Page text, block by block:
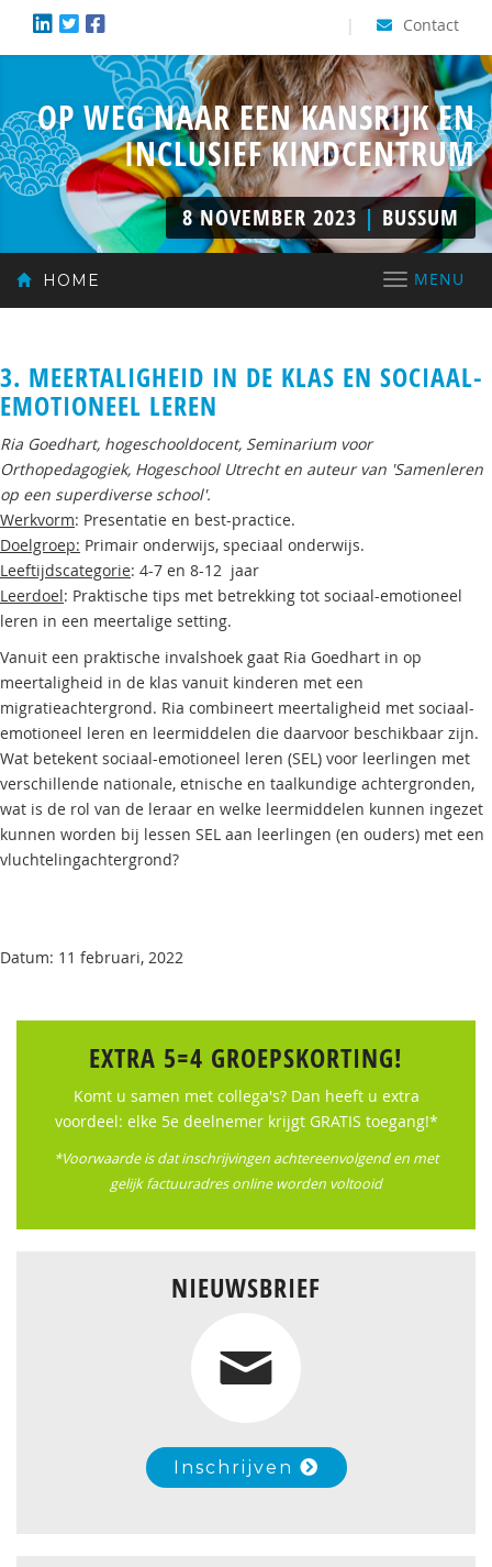
Contact
|
OP WEG NAAR EEN KANSRIJK EN
INCLUSIEF KINDCENTRUM
8 NOVEMBER 2023| BUSSUM
MENU
Toggle
HOME
3. MEERTALIGHEID IN DE KLAS EN SOCIAAL-
EMOTIONEEL LEREN
Ria Goedhart, hogeschooldocent, Seminarium voor
Orthopedagogiek, Hogeschool Utrecht en auteur van 'Samenleren
op een superdiverse school'.
Werkvorm: Presentatie en best-practice.
Doelgroep: Primair onderwijs, speciaal onderwijs.
Leeftijdscategorie: 4-7 en 8-12 jaar
Leerdoel: Praktische tips met betrekking tot sociaal-emotioneel
leren in een meertalige setting.
Vanuit een praktische invalshoek gaat Ria Goedhart in op
meertaligheid in de klas vanuit kinderen met een
migratieachtergrond. Ria combineert meertaligheid met sociaal-
emotioneel leren en leermiddelen die daarvoor beschikbaar zijn.
Wat betekent sociaal-emotioneel leren (SEL) voor leerlingen met
verschillende nationale, etnische en taalkundige achtergronden,
wat is de rol van de leraar en welke leermiddelen kunnen ingezet
kunnen worden bij lessen SEL aan leerlingen (en ouders) met een
vluchtelingachtergrond?
Datum: 11 februari, 2022
EXTRA 5=4 GROEPSKORTING!
Komt u samen met collega's? Dan heeft u extra
voordeel: elke 5e deelnemer krijgt GRATIS toegang!*
*Voorwaarde is dat inschrijvingen achtereenvolgend en met
gelijk factuuradres online worden voltooid
NIEUWSBRIEF
Inschrijven